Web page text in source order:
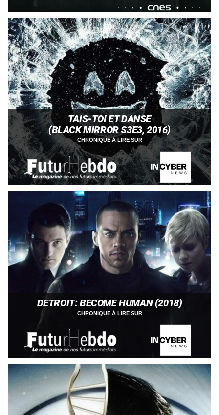
TAIS-TOI ET DANSE
(BLACK MIRROR S3E3, 2016)
CHRONIQUE À LIRE SUR
DETROIT: BECOME HUMAN (2018)
CHRONIQUE À LIRE SUR